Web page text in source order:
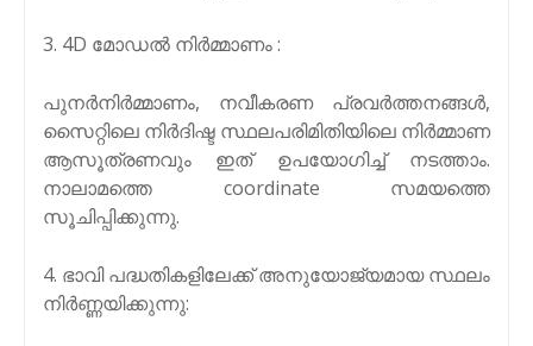
3. 4D മോഡൽ നിർമ്മാണം :
പുനർനിർമ്മാണം, നവീകരണ പ്രവർത്തനങ്ങൾ,
സൈറ്റിലെ നിർദിഷ്ട സ്ഥലപരിമിതിയിലെ നിർമ്മാണ
ആസൂത്രണവും ഇത് ഉപയോഗിച്ച് നടത്താം.
നാലാമത്തെ coordinate സമയത്തെ
സൂചിപ്പിക്കുന്നു.
4. ഭാവി പദ്ധതികളിലേക്ക് അനുയോജ്യമായ സ്ഥലം
നിർണ്ണയിക്കുന്നു: